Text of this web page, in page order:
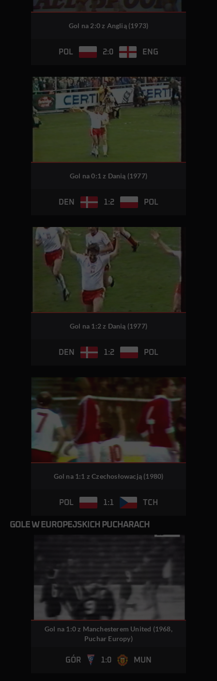
Gol na 2:0 z Anglią (1973)
POL 2:0 ENG
Gol na 0:1 z Danią (1977)
DEN 1:2 POL
Gol na 1:2 z Danią (1977)
DEN 1:2 POL
Gol na 1:1 z Czechosłowacją (1980)
POL 1:1 TCH
GOLE W EUROPEJSKICH PUCHARACH
Gol na 1:0 z Manchesterem United (1968,
Puchar Europy)
GÓR 1:0 MUN